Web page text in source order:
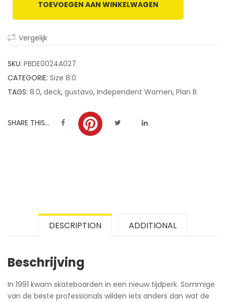
customer
ratings
TOEVOEGEN AAN WINKELWAGEN
Vergelijk
SKU: PBDE0024A027
CATEGORIE: Size 8.0
TAGS: 8.0, deck, gustavo, Independent Women, Plan B
SHARE THIS...
DESCRIPTION ADDITIONAL
Beschrijving
In 1991 kwam skateboarden in een nieuw tijdperk. Sommige
van de beste professionals wilden iets anders dan wat de